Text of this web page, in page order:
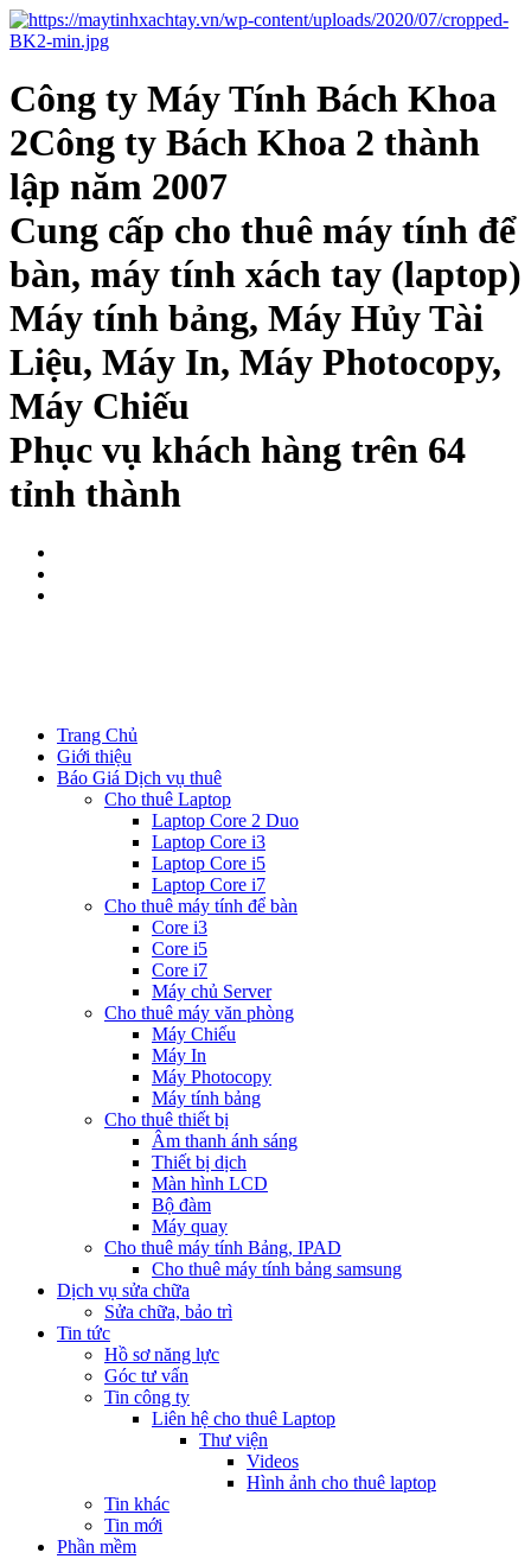
Công ty Máy Tính Bách Khoa
2Công ty Bách Khoa 2 thành
lập năm 2007
Cung cấp cho thuê máy tính để
bàn, máy tính xách tay (laptop)
Máy tính bảng, Máy Hủy Tài
Liệu, Máy In, Máy Photocopy,
Máy Chiếu
Phục vụ khách hàng trên 64
tỉnh thành
Trang Chủ
Giới thiệu
Báo Giá Dịch vụ thuê
Cho thuê Laptop
Laptop Core 2 Duo
Laptop Core i3
Laptop Core i5
Laptop Core i7
Cho thuê máy tính để bàn
Core i3
Core i5
Core i7
Máy chủ Server
Cho thuê máy văn phòng
Máy Chiếu
Máy In
Máy Photocopy
Máy tính bảng
Cho thuê thiết bị
Âm thanh ánh sáng
Thiết bị dịch
Màn hình LCD
Bộ đàm
Máy quay
Cho thuê máy tính Bảng, IPAD
Cho thuê máy tính bảng samsung
Dịch vụ sửa chữa
Sửa chữa, bảo trì
Tin tức
Hồ sơ năng lực
Góc tư vấn
Tin công ty
Liên hệ cho thuê Laptop
Thư viện
Videos
Hình ảnh cho thuê laptop
Tin khác
Tin mới
Phần mềm